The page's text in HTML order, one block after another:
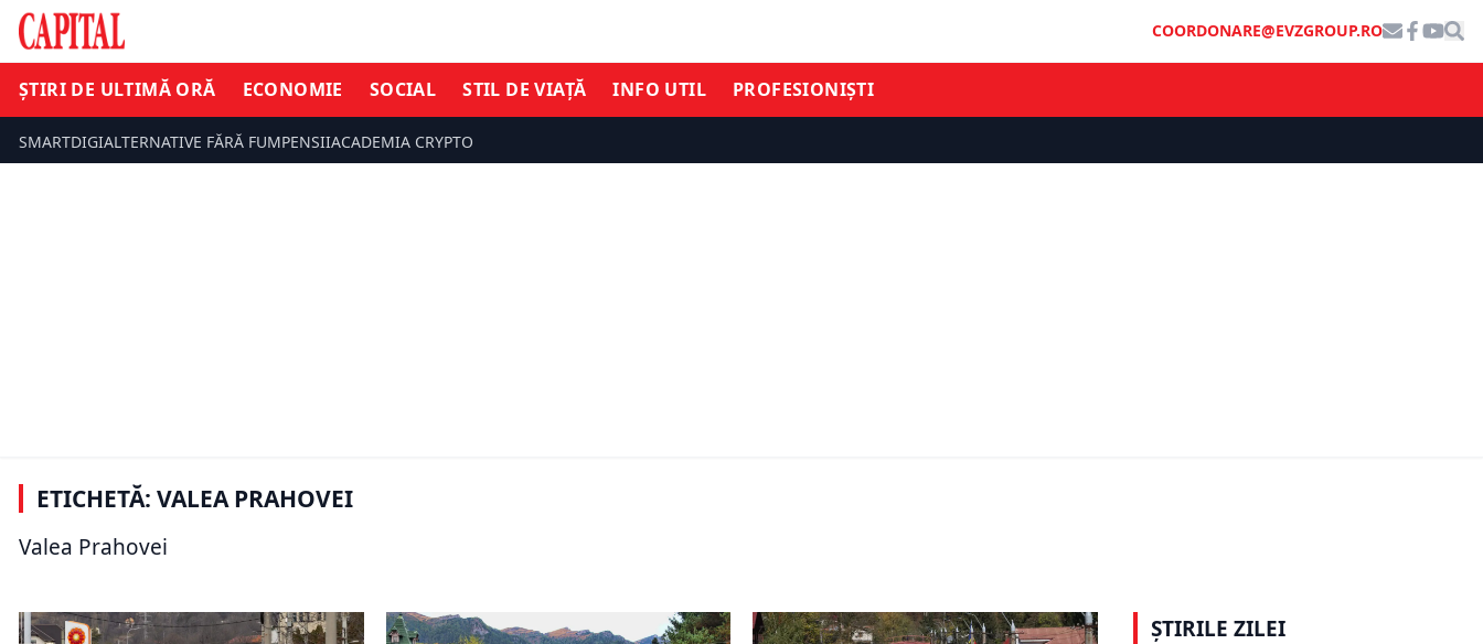
COORDONARE@EVZGROUP.RO
ȘTIRI DE ULTIMĂ ORĂ ECONOMIE SOCIAL STIL DE VIAȚĂ INFO UTIL PROFESIONIȘTI
SMARTDIGIALTERNATIVE FĂRĂ FUMPENSIIACADEMIA CRYPTO
ETICHETĂ: VALEA PRAHOVEI
Valea Prahovei
Ploile torențiale blochează traficul
pe DN1. Circulația este
restricționată din cauza
ȘTIRILE ZILEI